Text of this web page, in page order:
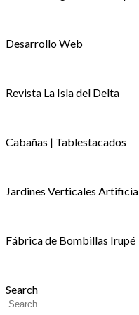
Desarrollo Web
Revista La Isla del Delta
Cabañas | Tablestacados
Jardines Verticales
Fábrica de Bombillas Irupé
Search